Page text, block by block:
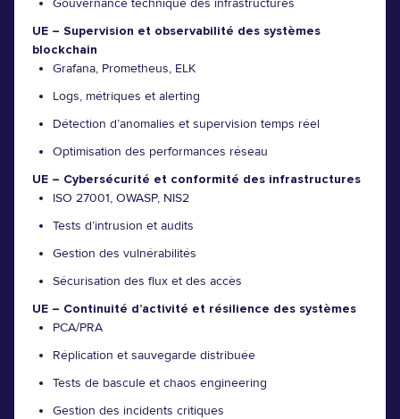
Gouvernance technique des infrastructures
UE – Supervision et observabilité des systèmes
blockchain
Grafana, Prometheus, ELK
Logs, métriques et alerting
Détection d’anomalies et supervision temps réel
Optimisation des performances réseau
UE – Cybersécurité et conformité des infrastructures
ISO 27001, OWASP, NIS2
Tests d’intrusion et audits
Gestion des vulnérabilités
Sécurisation des flux et des accès
UE – Continuité d’activité et résilience des systèmes
PCA/PRA
Réplication et sauvegarde distribuée
Tests de bascule et chaos engineering
Gestion des incidents critiques